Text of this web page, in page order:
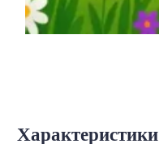
Характеристики